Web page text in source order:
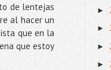
de lentejas
al hacer un
que en la
que estoy
►
►
►
►